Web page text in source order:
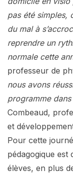
pas été simples,
du mal à
reprendre un
normale cette
professeur de
nous avons
programme
Combeaud,
et
Pour cette
pédagogique est
élèves, en plus